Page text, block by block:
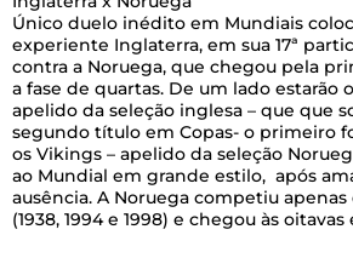
Único duelo inédito em Mundiais
experiente Inglaterra, em sua 17ª
contra a Noruega, que chegou pela
a fase de quartas. De um lado estarão
apelido da seleção inglesa – que que
segundo título em Copas- o primeiro
os Vikings – apelido da seleção
ao Mundial em grande estilo, após
ausência. A Noruega competiu
(1938, 1994 e 1998) e chegou às oitavas